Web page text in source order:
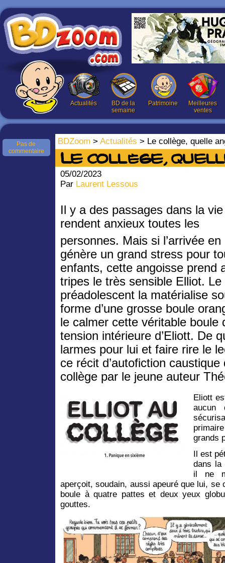
Actualités
BD de la
semaine
Patrimoine
Meilleures
ventes
BDZoom > Actualités > Le collège, quelle
Pas de
commentaire
Le collège,
05/02/2023
Par Laurent Lessous
Il y a des passages dans la
rendent anxieux toutes les
personnes. Mais si l’arrivée en
génère un grand stress pour
enfants, cette angoisse prend
tripes le très sensible Elliot. Le
préadolescent la matérialise
forme d’une grosse boule
le calmer cette véritable boule
tension intérieure d’Eliott. De
larmes pour lui et faire rire le
ce récit d’autofiction
collège par le jeune auteur
Eliott
aucun
grands
Il est
dans la
il ne
aperçoit, soudain, aussi apeuré que lui, se
boule à quatre pattes et deux yeux
gouttes.